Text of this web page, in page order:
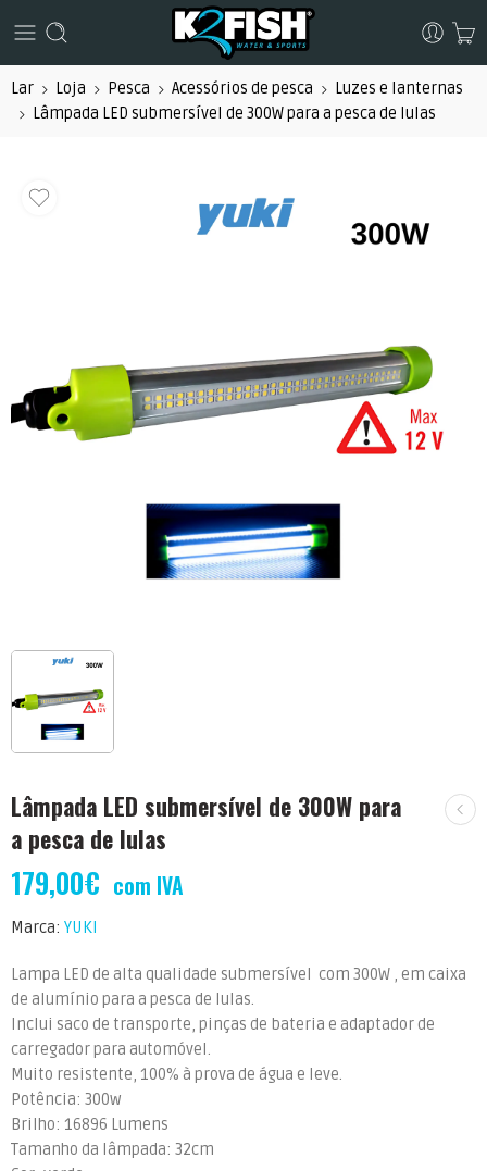
Lar Loja Pesca Acessórios de pesca
Luzes e lanternas
Lâmpada LED submersível de 300W para a pesca de lulas
Lâmpada LED submersível de 300W para
a pesca de lulas
179,00€ com IVA
Marca: YUKI
Lampa LED de alta qualidade submersível com 300W , em caixa
de alumínio para a pesca de lulas.
Inclui saco de transporte, pinças de bateria e adaptador de
carregador para automóvel.
Muito resistente, 100% à prova de água e leve.
Potência: 300w
Brilho: 16896 Lumens
Tamanho da lâmpada: 32cm